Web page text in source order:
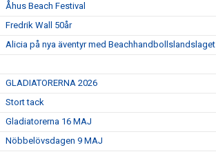
Åhus Beach Festival
Fredrik Wall 50år
Alicia på nya äventyr med Beachhandbollslandslaget
GLADIATORERNA 2026
Stort tack
Gladiatorerna 16 MAJ
Nöbbelövsdagen 9 MAJ